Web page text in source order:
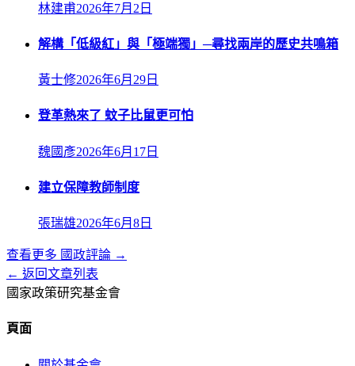
林建甫2026年7月2日
解構「低級紅」與「極端獨」─尋找兩岸的歷史共鳴箱
黃士修2026年6月29日
登革熱來了 蚊子比鼠更可怕
魏國彥2026年6月17日
建立保障教師制度
張瑞雄2026年6月8日
查看更多 國政評論 →
← 返回文章列表
國家政策研究基金會
頁面